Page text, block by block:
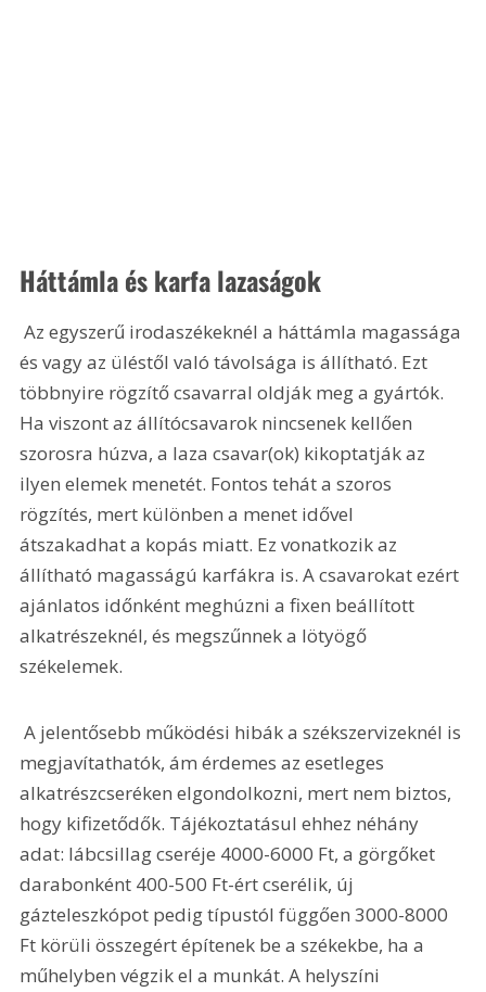
Háttámla és karfa lazaságok
Az egyszerű irodaszékeknél a háttámla magassága
és vagy az üléstől való távolsága is állítható. Ezt
többnyire rögzítő csavarral oldják meg a gyártók.
Ha viszont az állítócsavarok nincsenek kellően
szorosra húzva, a laza csavar(ok) kikoptatják az
ilyen elemek menetét. Fontos tehát a szoros
rögzítés, mert különben a menet idővel
átszakadhat a kopás miatt. Ez vonatkozik az
állítható magasságú karfákra is. A csavarokat ezért
ajánlatos időnként meghúzni a fixen beállított
alkatrészeknél, és megszűnnek a lötyögő
székelemek.
A jelentősebb működési hibák a székszervizeknél is
megjavítathatók, ám érdemes az esetleges
alkatrészcseréken elgondolkozni, mert nem biztos,
hogy kifizetődők. Tájékoztatásul ehhez néhány
adat: lábcsillag cseréje 4000-6000 Ft, a görgőket
darabonként 400-500 Ft-ért cserélik, új
gázteleszkópot pedig típustól függően 3000-8000
Ft körüli összegért építenek be a székekbe, ha a
műhelyben végzik el a munkát. A helyszíni